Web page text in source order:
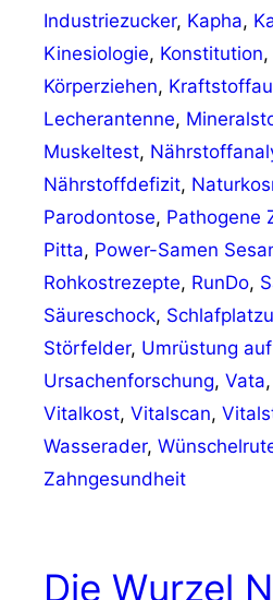
Industriezucker, Kapha,
Kinesiologie, Konstitution,
Körperziehen,
Lecherantenne,
Muskeltest,
Nährstoffdefizit,
Parodontose, Pathogene
Pitta, Power-Samen
Rohkostrezepte, RunDo,
Säureschock,
Störfelder, Umrüstung
Ursachenforschung, Vata,
Vitalkost, Vitalscan,
Wasserader,
Zahngesundheit
Die Wurzel